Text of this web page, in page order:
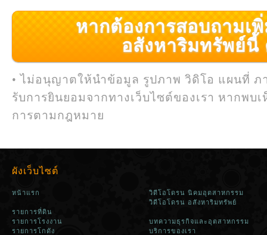
หากต้องการสอบถามเ
อสังหาริมทรัพย์นี้
• ไม่อนุญาตให้นำข้อมูล รูปภาพ วิดิโอ แผนที่ ภ
รับการยินยอมจากทางเว็บไซต์ของเรา หากพบ
การตามกฎหมาย
ผังเว็บไซต์
หน้าแรก
รายการที่ดิน
รายการโรงงาน
รายการโกดัง
วิดีโอโดรน นิคมอุตสาหกรรม
วิดีโอโดรน อสังหาริมทรัพย์
บทความธุรกิจและอุตสาหกรรม
บริการของเรา